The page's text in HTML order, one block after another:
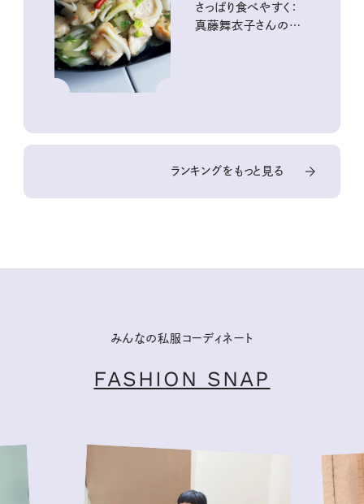
さっぱり食べやすく：
真藤舞衣子さんの発
ランキングをもっと見る
みんなの私服コーディネート
FASHION SNAP